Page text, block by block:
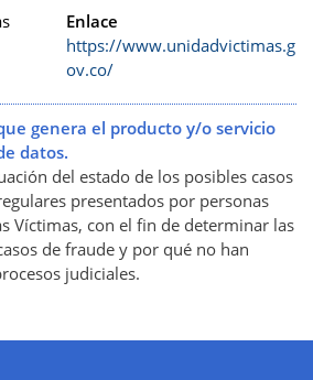
Enlace
https://www.unidadvictimas.g
ov.co/
genera el producto y/o servicio
datos.
del estado de los posibles casos
presentados por personas
Víctimas, con el fin de determinar las
de fraude y por qué no han
judiciales.